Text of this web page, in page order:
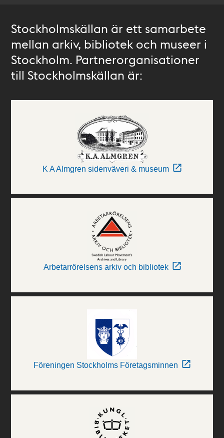
Stockholmskällan är ett samarbete
mellan arkiv, bibliotek och museer i
Stockholm. Partnerorganisationer
till Stockholmskällan är:
K A Almgren sidenväveri & museum
Arbetarrörelsens arkiv och bibliotek
Föreningen Stockholms Företagsminnen